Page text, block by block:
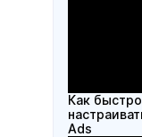
Как
Ads